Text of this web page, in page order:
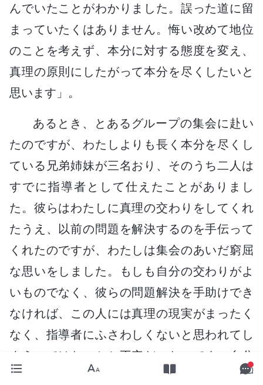
んでいたことがわかりました。誤った道に留
まっていたくはありません。悔い改めて地位
のことを考えず、本分に対する態度を変え、
真理の原則にしたがって本分を尽くしたいと
思います」。
あるとき、とあるグループの集会に赴い
たのですが、わたしよりも長く本分を尽くし
ている兄弟姉妹が三名おり、そのうち二人は
すでに指導者として仕えたことがありまし
た。彼らはわたしに真理の交わりをしてくれ
たうえ、以前の問題を解決するのを手伝って
くれたのですが、わたしは集会のあいだ窮屈
な思いをしました。もしも自分の交わりがよ
いものでなく、彼らの問題解決を手助けでき
なければ、この人には真理の現実がまったく
なく、指導者にふさわしくないと思われてし
まうのではないかと不安だったのです。自分
に対処できないことを言われたらどうしよう